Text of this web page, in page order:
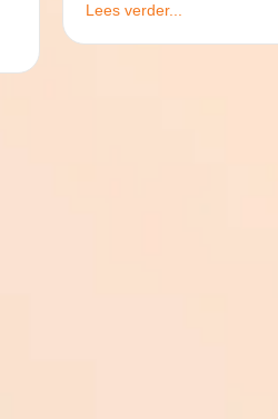
Lees verder...